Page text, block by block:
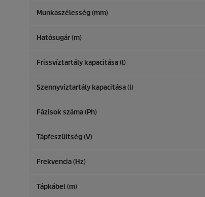
Munkaszélesség (mm)
Hatósugár (m)
Frissvíztartály kapacitása (l)
Szennyvíztartály kapacitása (l)
Fázisok száma (Ph)
Tápfeszültség (V)
Frekvencia (Hz)
Tápkábel (m)